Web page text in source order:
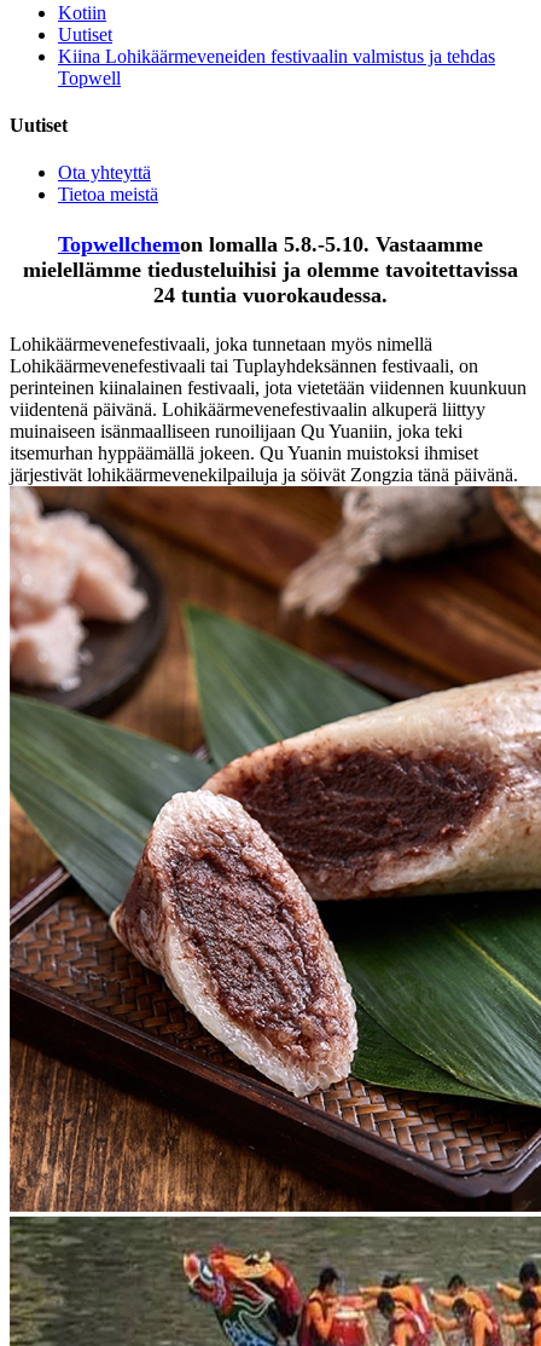
Kotiin
Uutiset
Kiina Lohikäärmeveneiden festivaalin valmistus ja tehdas
Topwell
Uutiset
Ota yhteyttä
Tietoa meistä
Topwellchemon lomalla 5.8.-5.10. Vastaamme
mielellämme tiedusteluihisi ja olemme tavoitettavissa
24 tuntia vuorokaudessa.
Lohikäärmevenefestivaali, joka tunnetaan myös nimellä
Lohikäärmevenefestivaali tai Tuplayhdeksännen festivaali, on
perinteinen kiinalainen festivaali, jota vietetään viidennen kuunkuun
viidentenä päivänä. Lohikäärmevenefestivaalin alkuperä liittyy
muinaiseen isänmaalliseen runoilijaan Qu Yuaniin, joka teki
itsemurhan hyppäämällä jokeen. Qu Yuanin muistoksi ihmiset
järjestivät lohikäärmevenekilpailuja ja söivät Zongzia tänä päivänä.